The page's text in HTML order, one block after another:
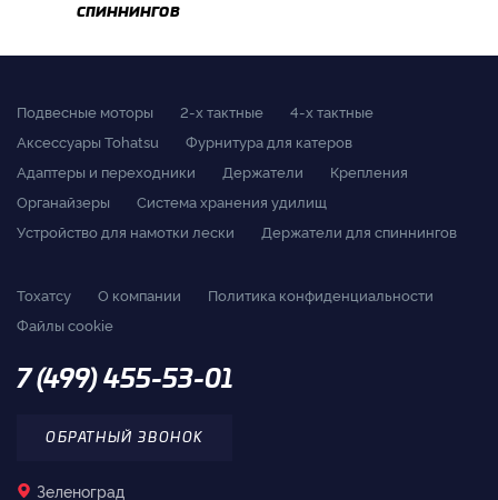
спиннингов
Подвесные моторы 2-x тактные
4-x тактные
Аксессуары Tohatsu
Фурнитура для катеров
Адаптеры и переходники
Держатели
Крепления
Органайзеры
Система хранения удилищ
Устройство для намотки лески
Держатели для спиннингов
Тохатсу О компании
Политика конфиденциальности
Файлы cookie
7 (499) 455-53-01
ОБРАТНЫЙ ЗВОНОК
Зеленоград